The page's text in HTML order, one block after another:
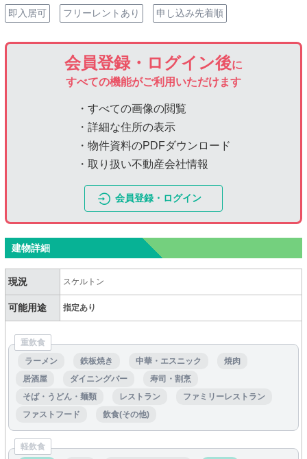
即入居可 フリーレントあり 申し込み先着順
会員登録・ログイン後に
すべての機能がご利用いただけます
・すべての画像の閲覧
・詳細な住所の表示
・物件資料のPDFダウンロード
・取り扱い不動産会社情報
会員登録・ログイン
建物詳細
現況 スケルトン
可能用途 指定あり
重飲食
ラーメン
鉄板焼き 中華・エスニック
焼肉
居酒屋
ダイニングバー
寿司・割烹
そば・うどん・麺類
レストラン
ファミリーレストラン
ファストフード
飲食(その他)
軽飲食